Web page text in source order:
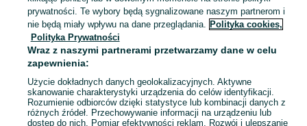
Mapa kategorii
Mapa miejscowości
Mapa ministron
Popularne wyszukiwania
prywatności. Te wybory będą sygnalizowane naszym partnerom i
nie będą miały wpływu na dane przeglądania. Polityka cookies,
Polityka Prywatności
Wraz z naszymi partnerami przetwarzamy dane w celu
zapewnienia:
Użycie dokładnych danych geolokalizacyjnych. Aktywne
skanowanie charakterystyki urządzenia do celów identyfikacji.
Rozumienie odbiorców dzięki statystyce lub kombinacji danych z
różnych źródeł. Przechowywanie informacji na urządzeniu lub
dostęp do nich. Pomiar efektywności reklam. Rozwój i ulepszanie